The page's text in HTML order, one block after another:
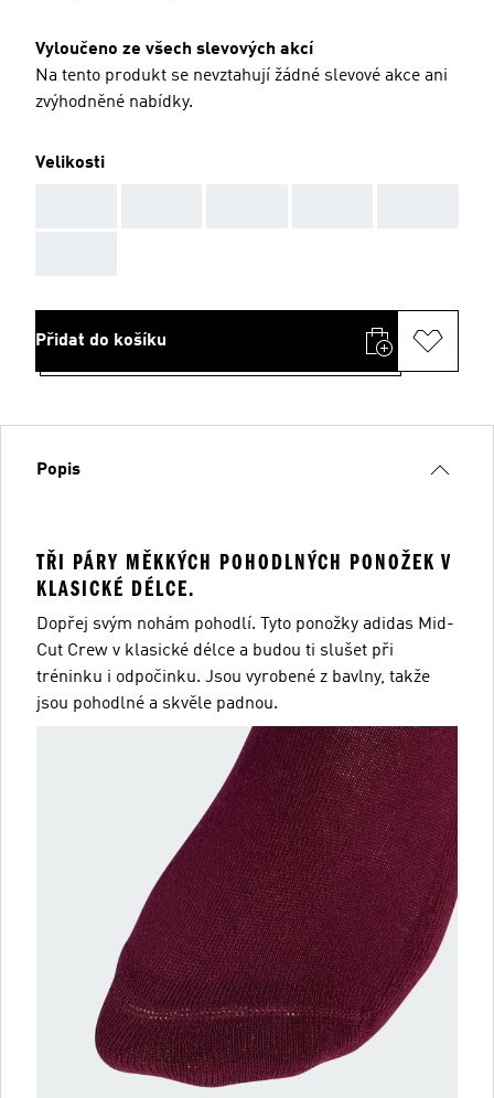
Vyloučeno ze všech slevových akcí
Na tento produkt se nevztahují žádné slevové akce ani
zvýhodněné nabídky.
Velikosti
Přidat do košíku
Popis
TŘI PÁRY MĚKKÝCH POHODLNÝCH PONOŽEK V
KLASICKÉ DÉLCE.
Dopřej svým nohám pohodlí. Tyto ponožky adidas Mid-
Cut Crew v klasické délce a budou ti slušet při
tréninku i odpočinku. Jsou vyrobené z bavlny, takže
jsou pohodlné a skvěle padnou.